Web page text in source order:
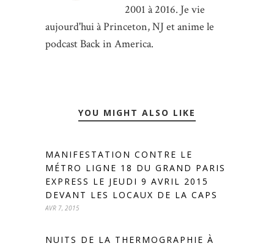
2001 à 2016. Je vie
aujourd'hui à Princeton, NJ et anime le
podcast Back in America.
YOU MIGHT ALSO LIKE
MANIFESTATION CONTRE LE
MÉTRO LIGNE 18 DU GRAND PARIS
EXPRESS LE JEUDI 9 AVRIL 2015
DEVANT LES LOCAUX DE LA CAPS
AVR 7, 2015
NUITS DE LA THERMOGRAPHIE À